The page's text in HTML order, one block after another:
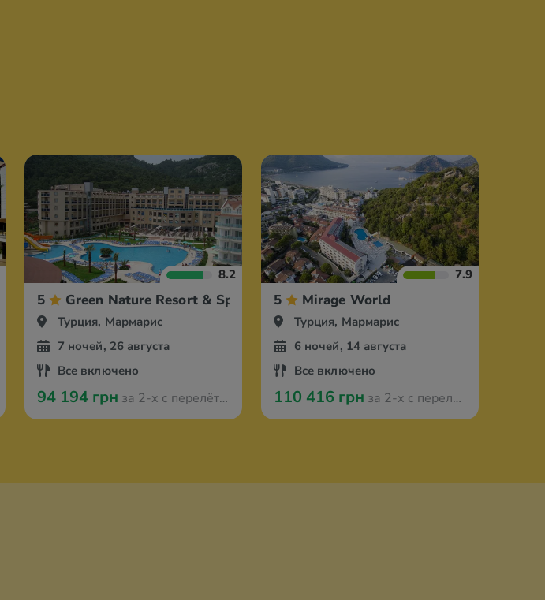
8.2
5 Green Nature Resort & Spa
Турция, Мармарис
7 ночей, 26 августа
Все включено
94 194 грн за 2-х с перелётом из Амстердама
7.9
5 Mirage World
Турция, Мармарис
6 ночей, 14 августа
Все включено
110 416 грн за 2-х с перелётом из Амстердама